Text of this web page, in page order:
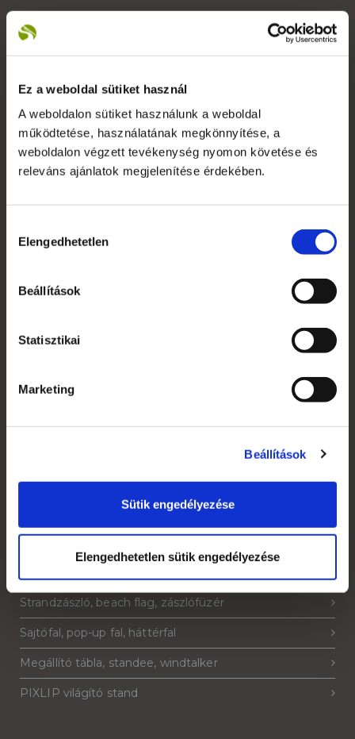
Ez a weboldal sütiket használ
A weboldalon sütiket használunk a weboldal
működtetése, használatának megkönnyítése, a
weboldalon végzett tevékenység nyomon követése és
releváns ajánlatok megjelenítése érdekében.
kiválasztása
Elengedhetetlen
Beállítások
Statisztikai
Marketing
Beállítások
Sütik engedélyezése
Elengedhetetlen sütik engedélyezése
Kapcsolat
Szakmai szótár
Garanciális feltételek
Grafikai anyagleadás, paraméterek
Áruátvétel
Adatkezelési tájékoztató
Strandzászló, beach flag, zászlófüzér
Sajtófal, pop-up fal, háttérfal
Megállító tábla, standee, windtalker
PIXLIP világító stand